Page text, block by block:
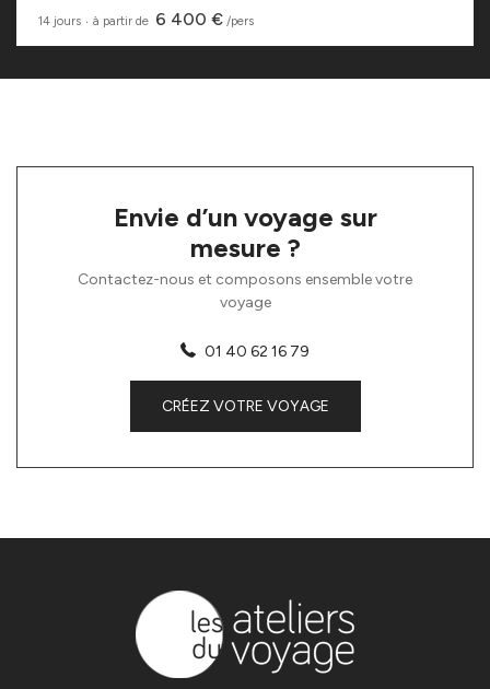
14 jours ‧ à partir de 6 400 € /pers
Envie d’un voyage sur
mesure ?
Contactez-nous et composons ensemble votre
voyage
01 40 62 16 79
CRÉEZ VOTRE VOYAGE